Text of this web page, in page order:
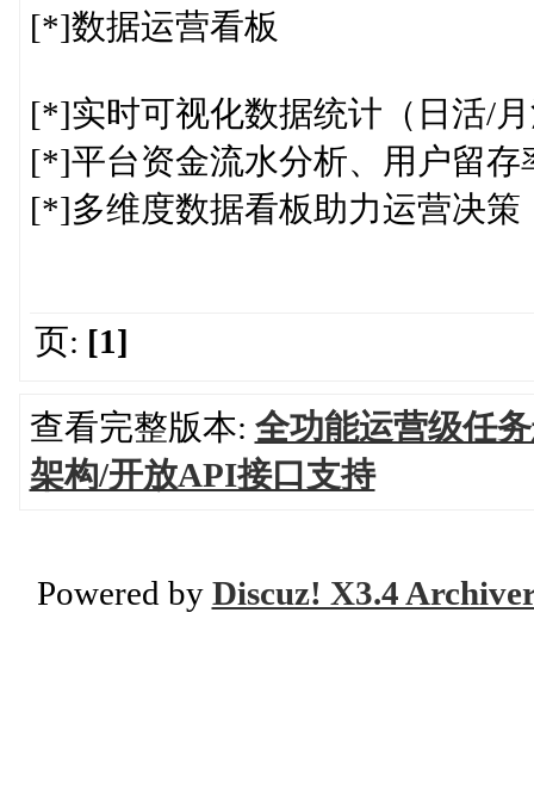
[*]数据运营看板
[*]实时可视化数据统计（日活/
[*]平台资金流水分析、用户留存
[*]多维度数据看板助力运营决策
页: [1]
查看完整版本: 全功能运营级任
架构/开放API接口支持
Powered by Discuz! X3.4